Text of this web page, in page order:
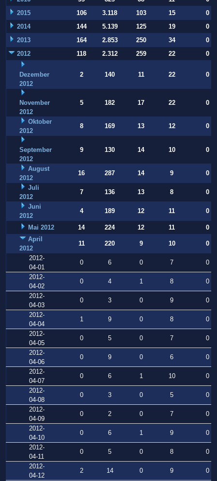
2015
106 3.118 103 15
0
2014
144 5.139 125 19
0
2013
164 2.853 250 34
0
2012
118 2.312 259 22 0
Dezember
2012
2 140 11 22 0
November
2012
5 182 17 22 0
Oktober
2012
8 169 13 12 0
September
2012
9 130 14 10 0
August
2012
16 287 14 9
0
Juli
2012
7 136 13 8
0
Juni
2012
4 189 12 11 0
Mai 2012 14 224 12 11
0
April
2012
11 220 9 10
0
2012-
04-01
0 6 0 7
0
2012-
04-02
0 4 1 8
0
2012-
04-03
0 3 0 9
0
2012-
04-04
1 9 0 8
0
2012-
04-05
0 5 0 7
0
2012-
04-06
0 9 0 6
0
2012-
04-07
0 6 1 10
0
2012-
04-08
0 3 0 5
0
2012-
04-09
0 2 0 7
0
2012-
04-10
0 6 1 9
0
2012-
04-11
0 5 0 8
0
2012-
04-12
2 14 0 9
0